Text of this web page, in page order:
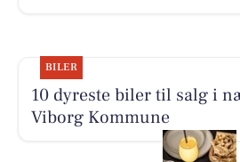
BILER
10 dyreste biler til salg i
Viborg Kommune